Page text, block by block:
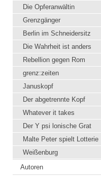
Die Opferanwältin
Grenzgänger
Berlin im Schneidersitz
Die Wahrheit ist anders
Rebellion gegen Rom
grenz:zeiten
Januskopf
Der abgetrennte Kopf
Whatever it takes
Der Y psi lonische Grat
Malte Peter spielt Lotterie
Weißenburg
Autoren